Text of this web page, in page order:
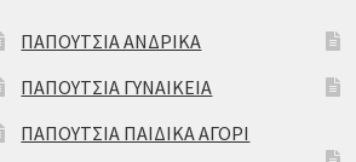
ΠΑΠΟΥΤΣΙΑ ΑΝΔΡΙΚΑ
ΠΑΠΟΥΤΣΙΑ ΓΥΝΑΙΚΕΙΑ
ΠΑΠΟΥΤΣΙΑ ΠΑΙΔΙΚΑ ΑΓΟΡΙ